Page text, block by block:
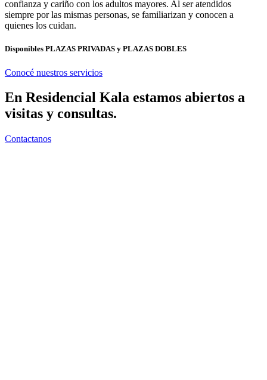
confianza y cariño con los adultos mayores. Al ser atendidos
siempre por las mismas personas, se familiarizan y conocen a
quienes los cuidan.
Disponibles PLAZAS PRIVADAS y PLAZAS DOBLES
Conocé nuestros servicios
En Residencial Kala estamos abiertos a
visitas y consultas.
Contactanos